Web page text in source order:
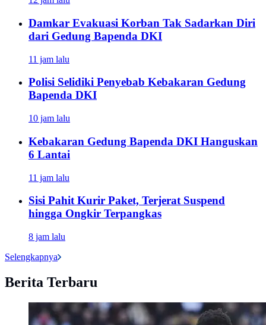
Damkar Evakuasi Korban Tak Sadarkan Diri
dari Gedung Bapenda DKI
11 jam lalu
Polisi Selidiki Penyebab Kebakaran Gedung
Bapenda DKI
10 jam lalu
Kebakaran Gedung Bapenda DKI Hanguskan
6 Lantai
11 jam lalu
Sisi Pahit Kurir Paket, Terjerat Suspend
hingga Ongkir Terpangkas
8 jam lalu
Selengkapnya
Berita Terbaru